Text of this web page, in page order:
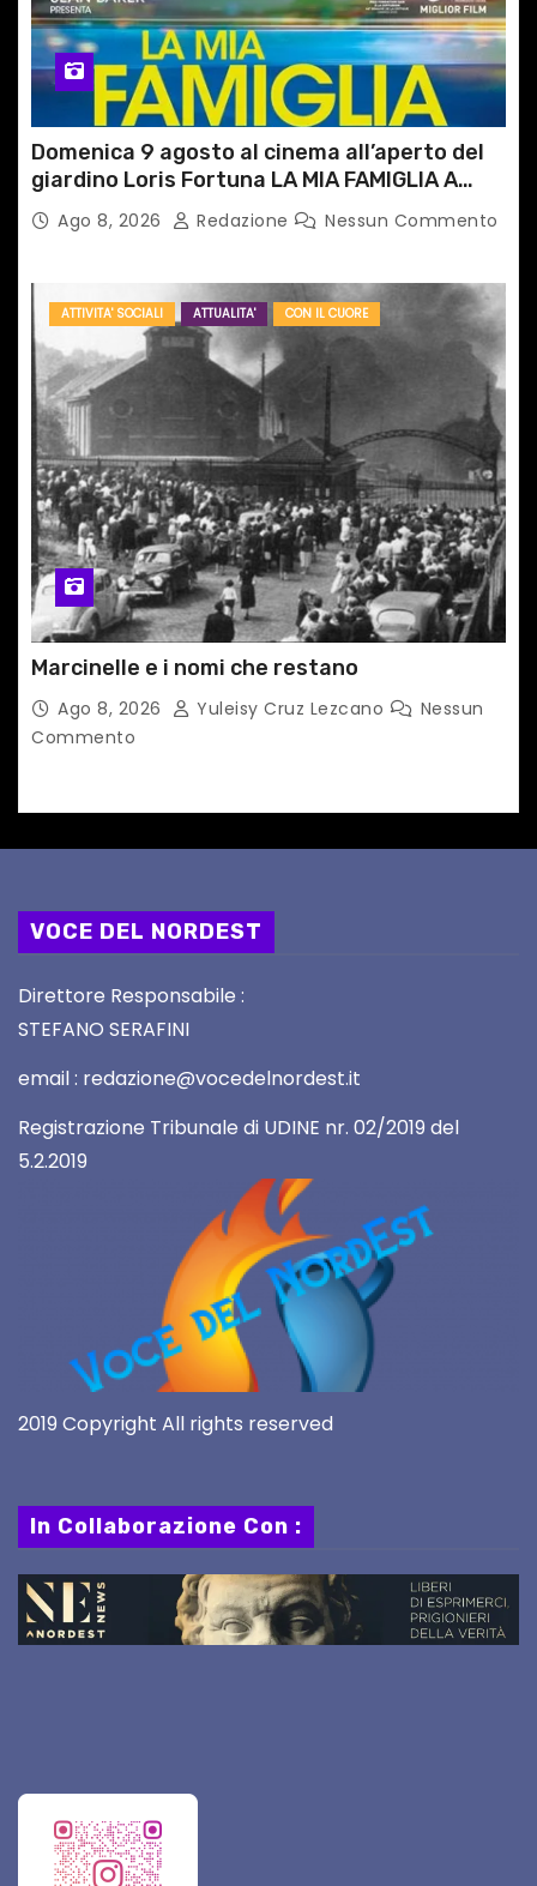
Domenica 9 agosto al cinema all’aperto del
giardino Loris Fortuna LA MIA FAMIGLIA A
TAIPEIAgo 8, 2026 Redazione Nessun Commento
ATTIVITA' SOCIALI ATTUALITA' CON IL CUORE
Marcinelle e i nomi che restano
Ago 8, 2026 Yuleisy Cruz Lezcano
Nessun
Commento
VOCE DEL NORDEST
Direttore Responsabile :
STEFANO SERAFINI
email : redazione@vocedelnordest.it
Registrazione Tribunale di UDINE nr. 02/2019 del
5.2.2019
2019 Copyright All rights reserved
In Collaborazione Con :